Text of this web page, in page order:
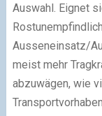
Auswahl. Eignet
Ausseneinsatz/
meist mehr
abzuwägen, wie